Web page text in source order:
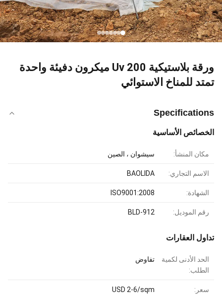
ورقة بلاستيكية Uv 200 ميكرون دفيئة واحدة
تمتد للمناخ الاستوائي
Specifications
الخصائص الأساسية
مكان المنشأ: سيشوان ، الصين
الاسم التجاري: BAOLIDA
الشهادة: ISO9001:2008
رقم الموديل: BLD-912
تداول العقارات
الحد الأدنى لكمية
الطلب:
تفاوض
سعر: USD 2-6/sqm